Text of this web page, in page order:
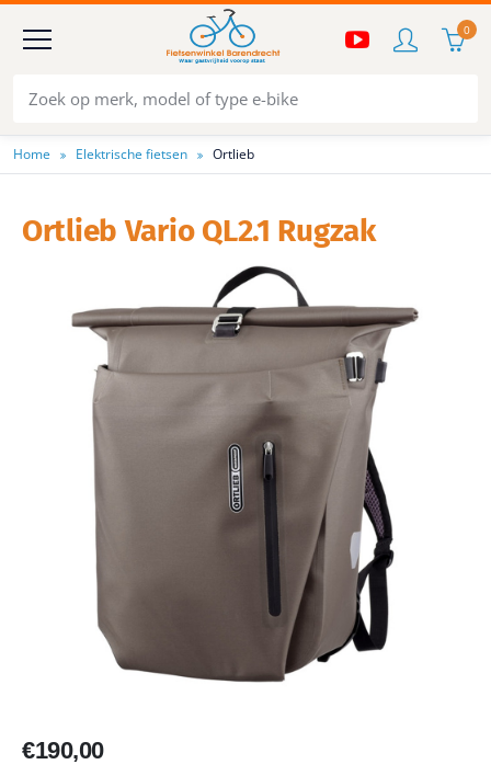
0
Home Elektrische fietsen Ortlieb
Ortlieb Vario QL2.1 Rugzak
€190,00